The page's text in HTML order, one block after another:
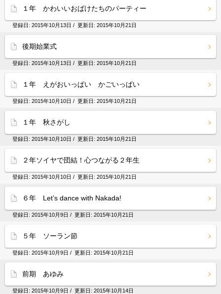
１年 かわいいおばけたちのパーティー
登録日: 2015年10月13日 / 更新日: 2015年10月21日
後期始業式
登録日: 2015年10月13日 / 更新日: 2015年10月21日
１年 えがおいっぱい かごいっぱい
登録日: 2015年10月10日 / 更新日: 2015年10月21日
１年 秋さがし
登録日: 2015年10月10日 / 更新日: 2015年10月21日
２年ソイヤで団結！心つながる２年生
登録日: 2015年10月10日 / 更新日: 2015年10月21日
６年 Let’s dance with Nakada!
登録日: 2015年10月9日 / 更新日: 2015年10月21日
５年 ソーラン節
登録日: 2015年10月9日 / 更新日: 2015年10月21日
前期 あゆみ
登録日: 2015年10月9日 / 更新日: 2015年10月14日